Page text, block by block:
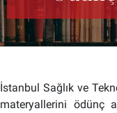
İstanbul Sağlık ve
materyallerini ödünç